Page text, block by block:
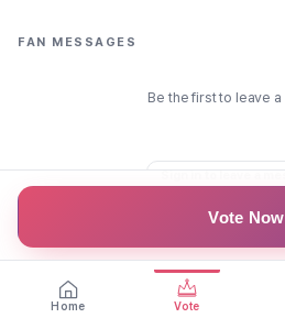
FAN MESSAGES
Be the first to leave
Sign in to leave a
Vote Now
Home Vote